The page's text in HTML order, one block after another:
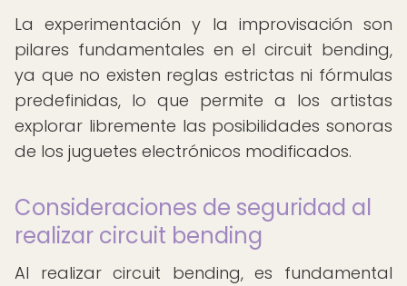
La experimentación y la improvisación son
pilares fundamentales en el circuit bending,
ya que no existen reglas estrictas ni fórmulas
predefinidas, lo que permite a los artistas
explorar libremente las posibilidades sonoras
de los juguetes electrónicos modificados.
Consideraciones de seguridad al
realizar circuit bending
Al realizar circuit bending, es fundamental